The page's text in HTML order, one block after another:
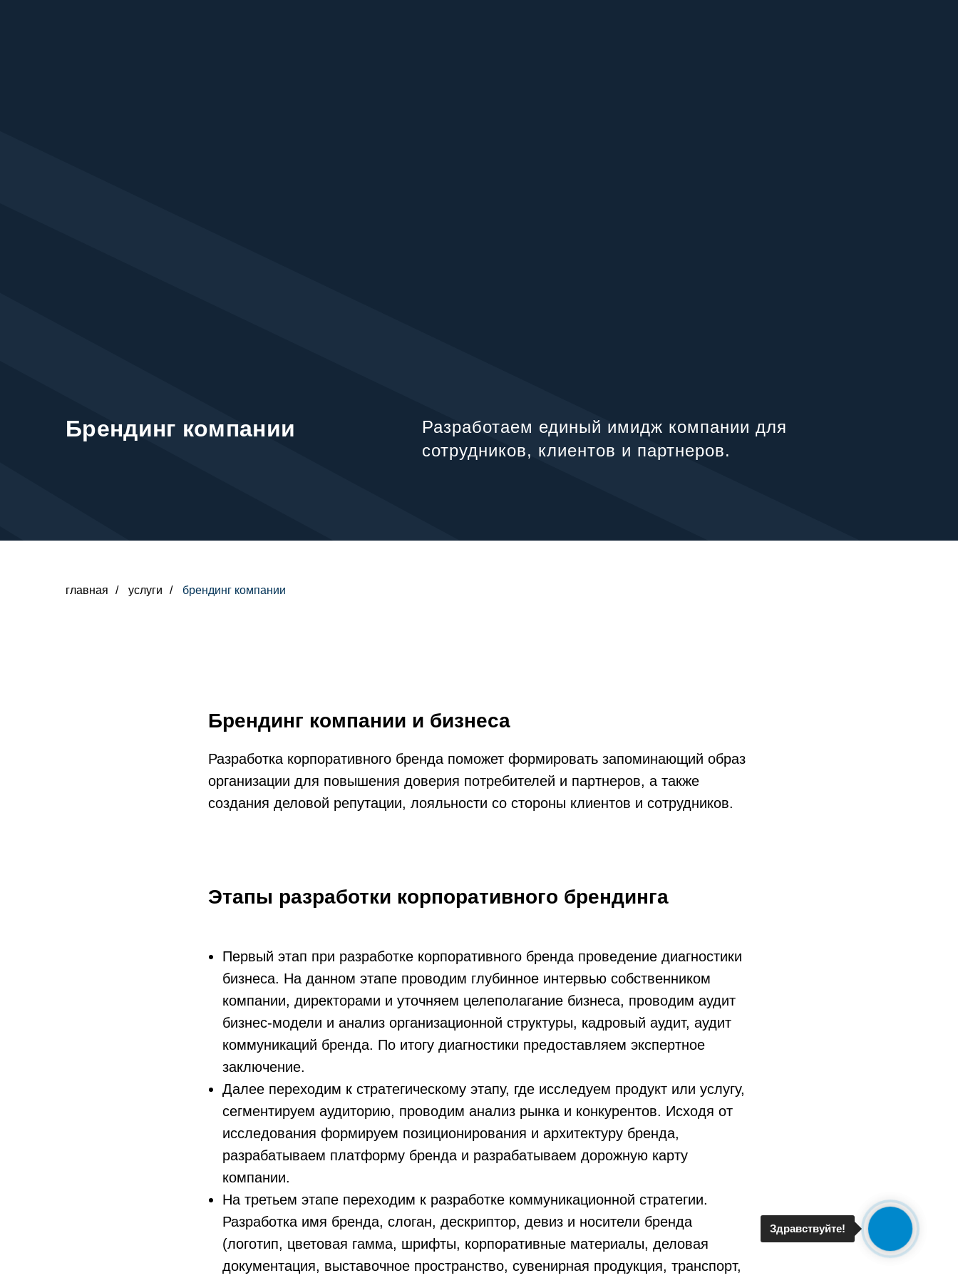
Брендинг компании
Разработаем единый имидж компании для
сотрудников, клиентов и партнеров.
главная / услуги / брендинг компании
Брендинг компании и бизнеса
Разработка корпоративного бренда поможет формировать запоминающий образ
организации для повышения доверия потребителей и партнеров, а также
создания деловой репутации, лояльности со стороны клиентов и сотрудников.
Этапы разработки корпоративного брендинга
Первый этап при разработке корпоративного бренда проведение диагностики
бизнеса. На данном этапе проводим глубинное интервью собственником
компании, директорами и уточняем целеполагание бизнеса, проводим аудит
бизнес-модели и анализ организационной структуры, кадровый аудит, аудит
коммуникаций бренда. По итогу диагностики предоставляем экспертное
заключение.
Далее переходим к стратегическому этапу, где исследуем продукт или услугу,
сегментируем аудиторию, проводим анализ рынка и конкурентов. Исходя от
исследования формируем позиционирования и архитектуру бренда,
разрабатываем платформу бренда и разрабатываем дорожную карту
компании.
На третьем этапе переходим к разработке коммуникационной стратегии.
Разработка имя бренда, слоган, дескриптор, девиз и носители бренда
(логотип, цветовая гамма, шрифты, корпоративные материалы, деловая
документация, выставочное пространство, сувенирная продукция, транспорт,
Здравствуйте!